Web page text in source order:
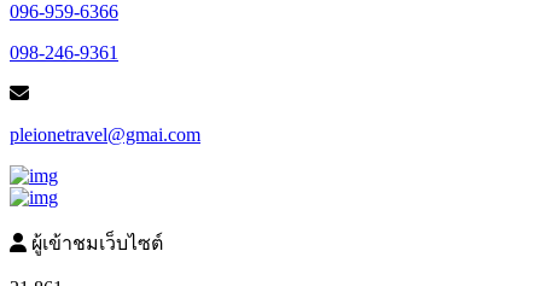
096-959-6366
098-246-9361
pleionetravel@gmai.com
ผู้เข้าชมเว็บไซต์